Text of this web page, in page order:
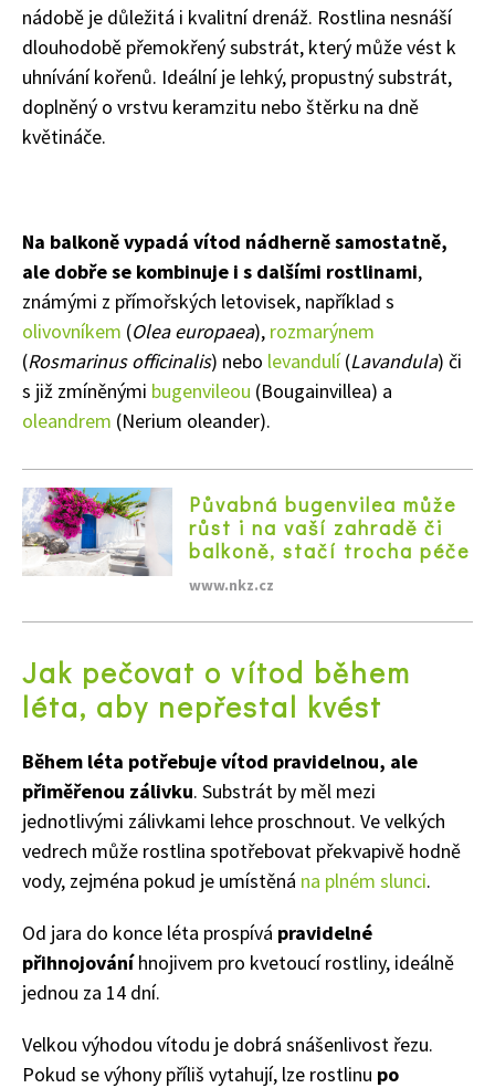
nádobě je důležitá i kvalitní drenáž. Rostlina nesnáší
dlouhodobě přemokřený substrát, který může vést k
uhnívání kořenů. Ideální je lehký, propustný substrát,
doplněný o vrstvu keramzitu nebo štěrku na dně
květináče.
Na balkoně vypadá vítod nádherně samostatně,
ale dobře se kombinuje i s dalšími rostlinami,
známými z přímořských letovisek, například s
olivovníkem (Olea europaea), rozmarýnem
(Rosmarinus officinalis) nebo levandulí(Lavandula) či
s již zmíněnými bugenvileou (Bougainvillea) a
oleandrem (Nerium oleander).
Půvabná bugenvilea může
růst i na vaší zahradě či
balkoně, stačí trocha péče
www.nkz.cz
Jak pečovat o vítod během
léta, aby nepřestal kvést
Během léta potřebuje vítod pravidelnou, ale
přiměřenou zálivku. Substrát by měl mezi
jednotlivými zálivkami lehce proschnout. Ve velkých
vedrech může rostlina spotřebovat překvapivě hodně
vody, zejména pokud je umístěná na plném slunci.
Od jara do konce léta prospívá pravidelné
přihnojováníhnojivem pro kvetoucí rostliny, ideálně
jednou za 14 dní.
Velkou výhodou vítodu je dobrá snášenlivost řezu.
Pokud se výhony příliš vytahují, lze rostlinu po